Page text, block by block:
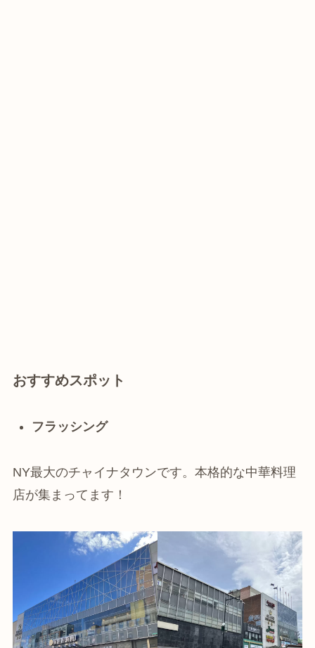
おすすめスポット
フラッシング
NY最大のチャイナタウンです。本格的な中華料理
店が集まってます！